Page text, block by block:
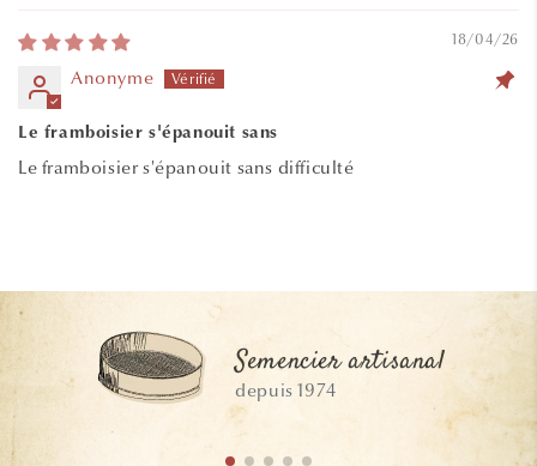
18/04/26
Anonyme
Le framboisier s'épanouit sans
Le framboisier s'épanouit sans difficulté
Semencier artisanal
depuis 1974